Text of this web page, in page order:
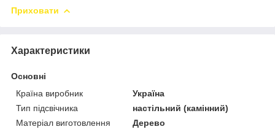
Приховати
Характеристики
Основні
Країна виробник
Україна
Тип підсвічника
настільний (камінний)
Матеріал виготовлення
Дерево